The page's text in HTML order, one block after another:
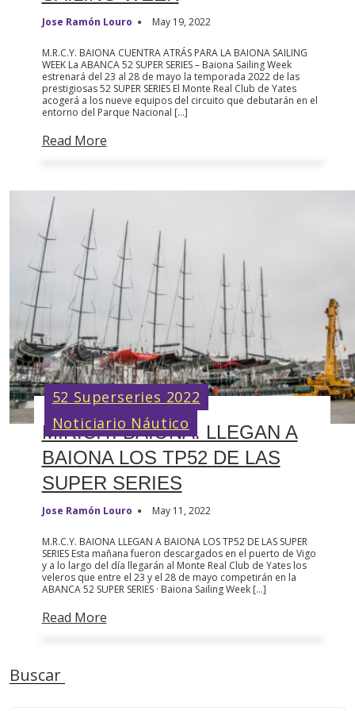
Jose Ramón Louro May 19, 2022
M.R.C.Y. BAIONA CUENTRA ATRÁS PARA LA BAIONA SAILING
WEEK La ABANCA 52 SUPER SERIES – Baiona Sailing Week
estrenará del 23 al 28 de mayo la temporada 2022 de las
prestigiosas 52 SUPER SERIES El Monte Real Club de Yates
acogerá a los nueve equipos del circuito que debutarán en el
entorno del Parque Nacional […]
Read More
M.R.C.Y. BAIONA. LLEGAN A
BAIONA LOS TP52 DE LAS
SUPER SERIES
Jose Ramón Louro May 11, 2022
M.R.C.Y. BAIONA LLEGAN A BAIONA LOS TP52 DE LAS SUPER
SERIES Esta mañana fueron descargados en el puerto de Vigo
y a lo largo del día llegarán al Monte Real Club de Yates los
veleros que entre el 23 y el 28 de mayo competirán en la
ABANCA 52 SUPER SERIES · Baiona Sailing Week […]
Read More
52 Superseries 2022
Noticiario Náutico
Buscar